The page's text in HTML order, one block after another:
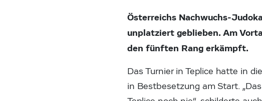
Österreichs Nachwuchs-
unplatziert geblieben. Am
den fünften Rang erkämpft.
Das Turnier in Teplice hatte in
in Bestbesetzung am Start.